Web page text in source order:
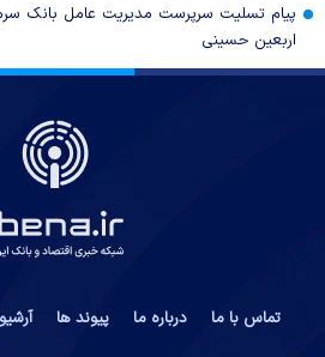
پیام تسلیت سرپرست مدیریت عامل بانک
اربعین حسینی
تماس با ما درباره ما پیوند ها آرشیو